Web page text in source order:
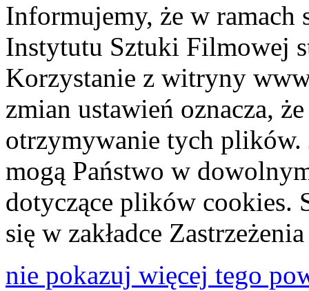
Informujemy, że w ramach
Instytutu Sztuki Filmowej
Korzystanie z witryny
zmian ustawień oznacza,
otrzymywanie tych plików.
mogą Państwo w
dotyczące plików cookies.
się w zakładce
nie pokazuj więcej tego